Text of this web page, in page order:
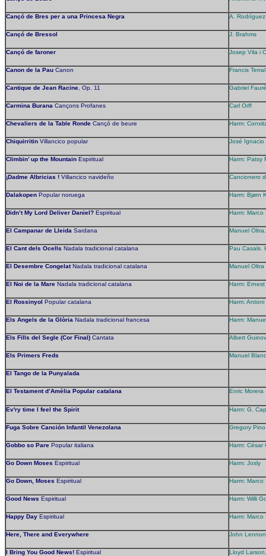
Cançó de Bres per a una Princesa Negra A.
Cançó de Bressol J. Brahms
Cançó de faroner Josep Vila i
Canon de la Pau Canon Francis
Cantique de Jean Racine , Op. 11 Gabriel Fauré
Carmina Burana Cançons Profanes Carl Orff
Chevaliers de la Table Ronde Cançó de beure Harm:
Chiquirritin Villancico popular José Ignacio
Climbin’ up the Mountain Espiritual Harm: Patsy
¡Dadme Albricias ! Villancico navideño Cancionero
Dalakopen Popular noruega Harm: Bjørn
Didn’t My Lord Deliver Daniel? Espiritual Harm:
El Campanar de Lleida Sardana Manuel
El Cant dels Ocells Nadala tradicional catalana Pau Casals.
El Desembre CongelatNadala tradicional catalana Manuel Oltra
El Noi de la Mare Nadala tradicional catalana Harm:
El Rossinyol Popular catalana Harm:
Els Angels de la Glòria Nadala tradicional francesa Harm:
Els Fills del Segle (Cor Final) Cantata Albert
Els Primers Freds Manuel
El Tango de la Punyalada
El Testament d’Amèlia Popular catalana Enric Morera
Ev'ry time I feel the Spirit Harm: G.
Fuga Sobre Canción Infantil Venezolana Gregory Pino
Gobbo so Pare Popular italiana Harm: César
Go Down Moses Espiritual Harm: Josly
Go Down, Moses Espiritual Harm:
Good News Espiritual Harm: Willi
Happy Day Espiritual Harm:
Here, There and Everywhere John
I Bring You Good News! Espiritual Lloyd